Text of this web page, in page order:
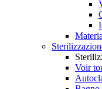
Voir